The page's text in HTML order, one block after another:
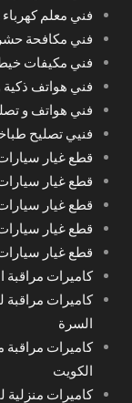
فني معلم
فني مكافحة
فني مكيفات خيطان
فني هواتف
فني هواتف و
فنيي تصليح
قطع غيار
قطع غيار
قطع غيار
قطع غيار
قطع غيار
كاميرات مراقبة الكويت
كاميرات
السرة
كاميرات مراقبة
الكويت
كاميرات منزلية